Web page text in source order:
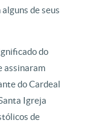
de seus
do
assinaram
do Cardeal
Igreja
de